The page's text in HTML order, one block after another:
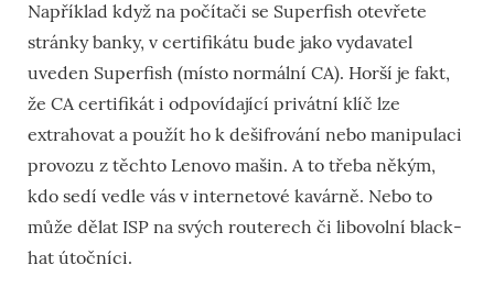
Například když na počítači se Superfish otevřete
stránky banky, v certifikátu bude jako vydavatel
uveden Superfish (místo normální CA). Horší je fakt,
že CA certifikát i odpovídající privátní klíč lze
extrahovat a použít ho k dešifrování nebo manipulaci
provozu z těchto Lenovo mašin. A to třeba někým,
kdo sedí vedle vás v internetové kavárně. Nebo to
může dělat ISP na svých routerech či libovolní black-
hat útočníci.